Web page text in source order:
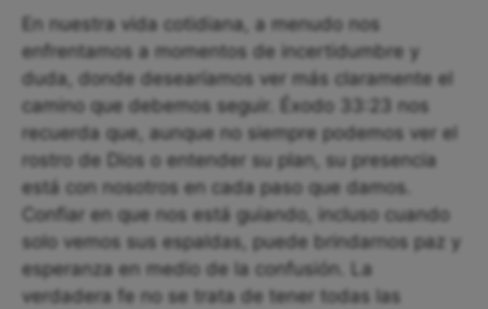
En nuestra vida cotidiana, a menudo nos
enfrentamos a momentos de incertidumbre y
duda, donde desearíamos ver más claramente el
camino que debemos seguir. Éxodo 33:23 nos
recuerda que, aunque no siempre podemos ver el
rostro de Dios o entender su plan, su presencia
está con nosotros en cada paso que damos.
Confiar en que nos está guiando, incluso cuando
solo vemos sus espaldas, puede brindarnos paz y
esperanza en medio de la confusión. La
verdadera fe no se trata de tener todas las